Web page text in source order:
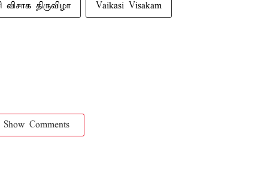
திருவிழா Vaikasi Visakam
Show Comments